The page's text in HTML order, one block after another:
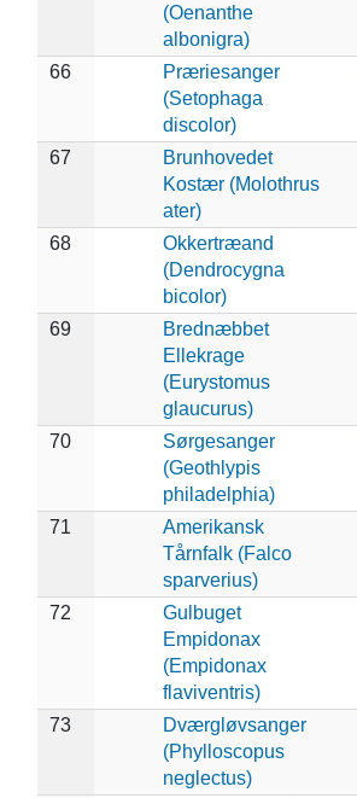
(Oenanthe
albonigra)
66
Præriesanger
(Setophaga
discolor)
67
Brunhovedet
Kostær (Molothrus
ater)
68
Okkertræand
(Dendrocygna
bicolor)
69
Brednæbbet
Ellekrage
(Eurystomus
glaucurus)
70
Sørgesanger
(Geothlypis
philadelphia)
71
Amerikansk
Tårnfalk (Falco
sparverius)
72
Gulbuget
Empidonax
(Empidonax
flaviventris)
73
Dværgløvsanger
(Phylloscopus
neglectus)